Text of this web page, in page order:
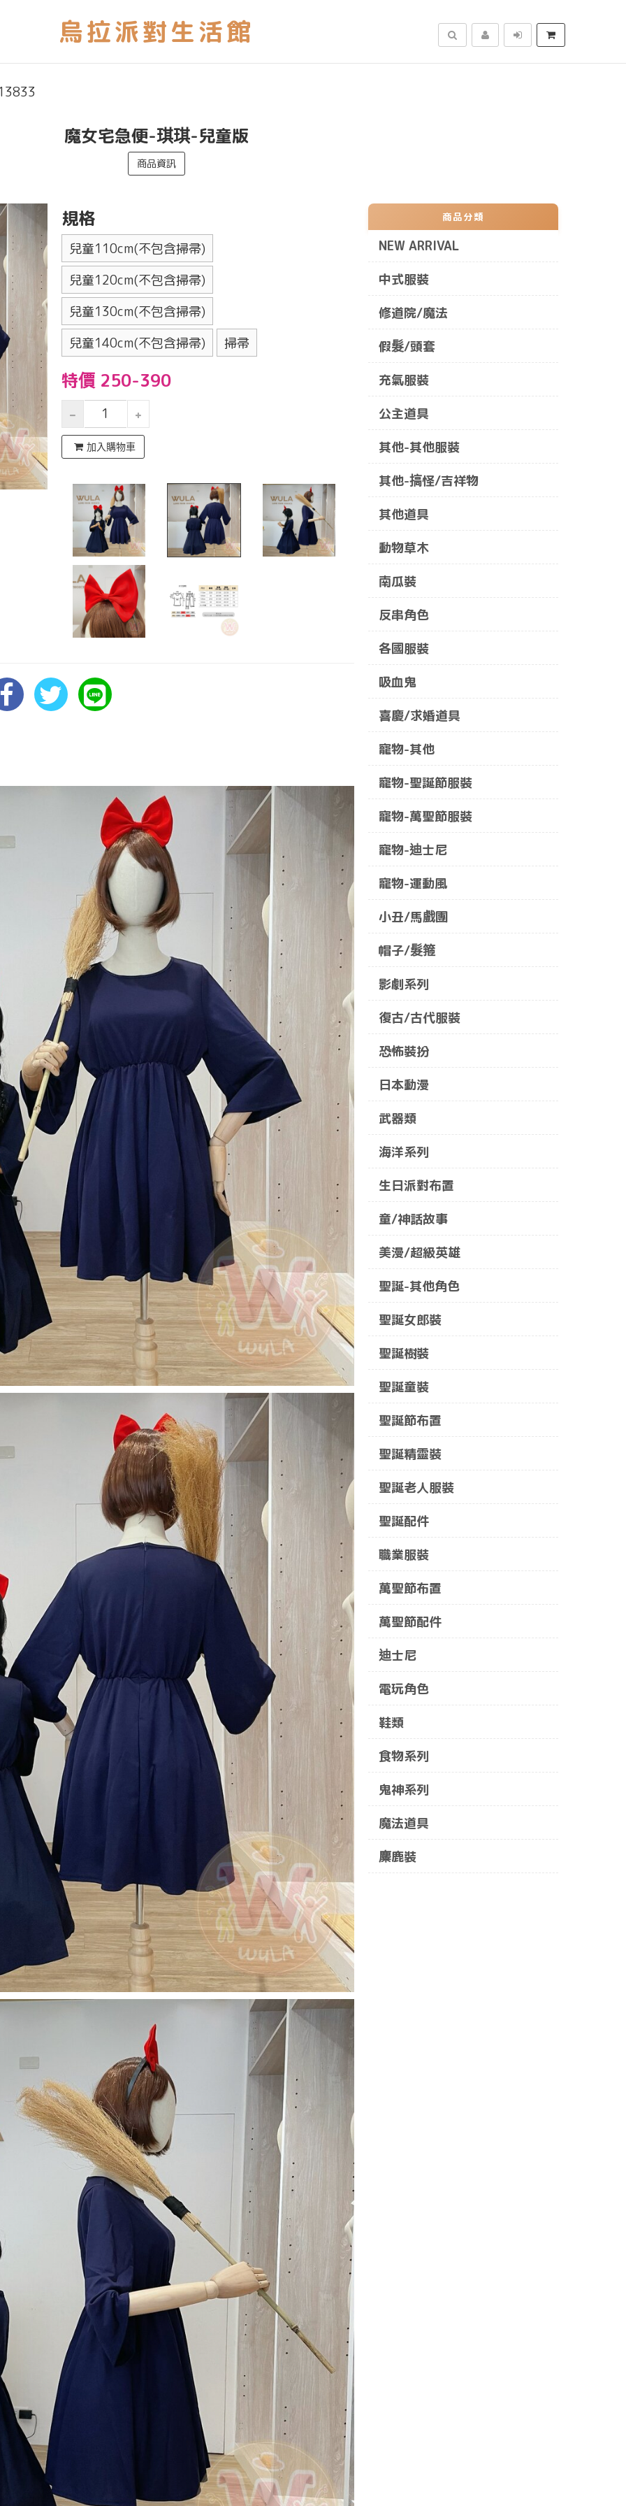
搜尋
魔女宅急便-琪琪-兒童版
商品資訊
規格
兒童110cm(不包含掃帚)
兒童120cm(不包含掃帚)
兒童130cm(不包含掃帚)
兒童140cm(不包含掃帚)
掃帚
特價 250-390
加入購物車
商品分類
NEW ARRIVAL
中式服裝
修道院/魔法
假髮/頭套
充氣服裝
公主道具
其他-其他服裝
其他-搞怪/吉祥物
其他道具
動物草木
南瓜裝
反串角色
各國服裝
吸血鬼
喜慶/求婚道具
寵物-其他
寵物-聖誕節服裝
寵物-萬聖節服裝
寵物-迪士尼
寵物-運動風
小丑/馬戲團
帽子/髮箍
影劇系列
復古/古代服裝
恐怖裝扮
日本動漫
武器類
海洋系列
生日派對布置
童/神話故事
美漫/超級英雄
聖誕-其他角色
聖誕女郎裝
聖誕樹裝
聖誕童裝
聖誕節布置
聖誕精靈裝
聖誕老人服裝
聖誕配件
職業服裝
萬聖節布置
萬聖節配件
迪士尼
電玩角色
鞋類
食物系列
鬼神系列
魔法道具
麋鹿裝